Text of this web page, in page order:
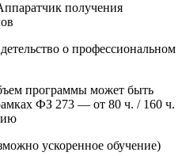
получения
о профессиональном
программы может быть
ФЗ 273 — от 80 ч. / 160 ч.
ускоренное обучение)